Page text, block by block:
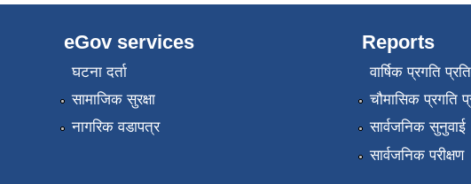
eGov services
घटना दर्ता
सामाजिक सुरक्षा
नागरिक वडापत्र
Reports
वार्षिक प्रगति
चौमासिक प्रगति
सार्वजनिक सुनुवाई
सार्वजनिक परीक्षण